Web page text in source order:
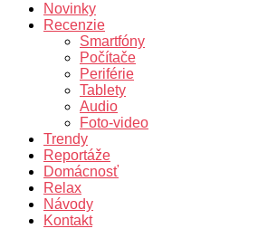
Novinky
Recenzie
Smartfóny
Počítače
Periférie
Tablety
Audio
Foto-video
Trendy
Reportáže
Domácnosť
Relax
Návody
Kontakt